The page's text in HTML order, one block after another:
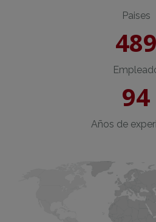
Paises
489
94
Años de